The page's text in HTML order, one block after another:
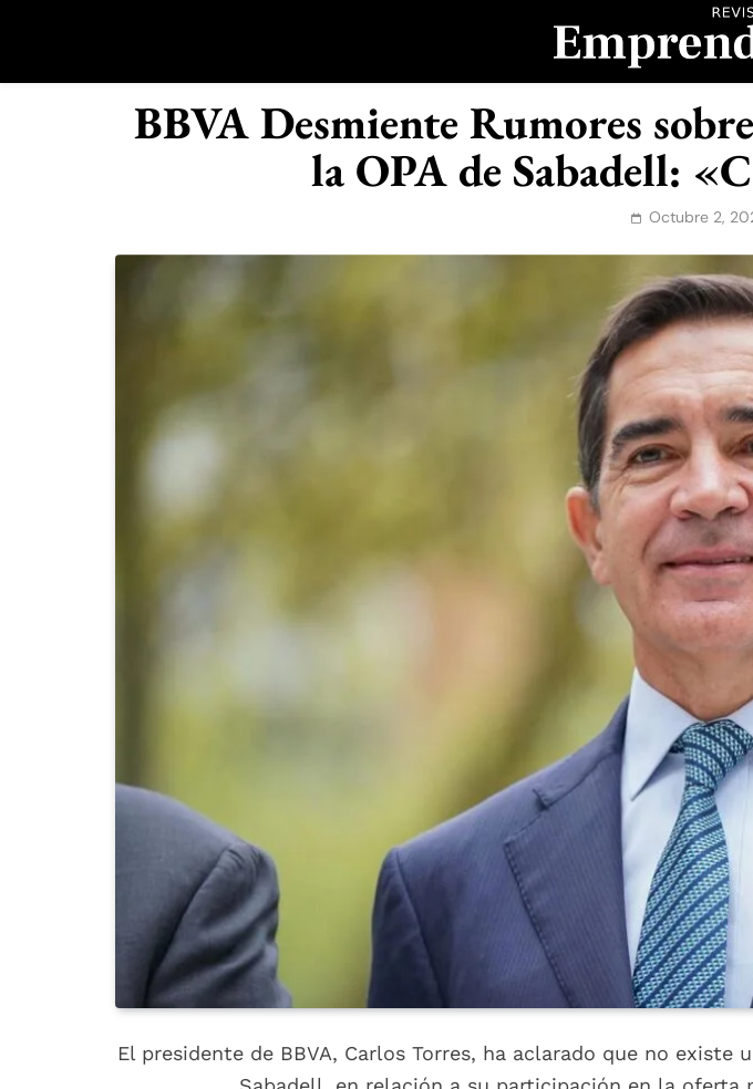
Revista
BBVA Desmiente Rumores
la OPA de Sabadell:
Octubre 2,
El presidente de BBVA, Carlos Torres, ha aclarado que no